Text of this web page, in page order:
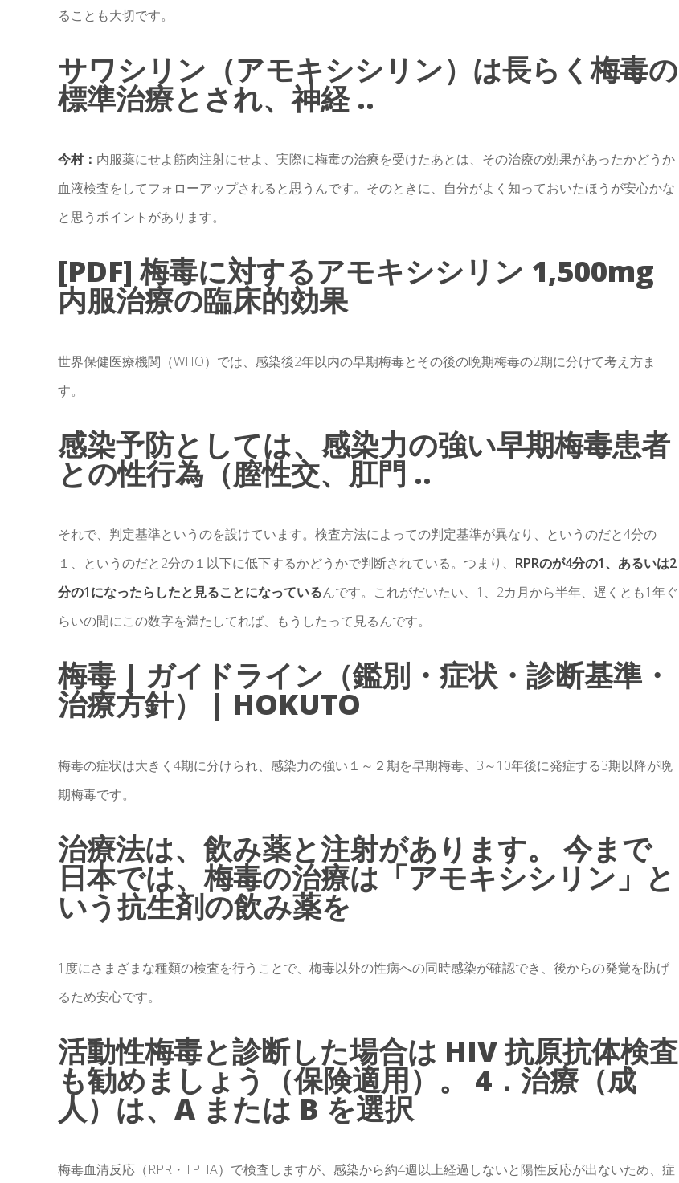
ることも大切です。
サワシリン（アモキシシリン）は長らく梅毒の
標準治療とされ、神経 ..
今村： 内服薬にせよ筋肉注射にせよ、実際に梅毒の治療を受けたあとは、その治療の効果があったかどうか
血液検査をしてフォローアップされると思うんです。そのときに、自分がよく知っておいたほうが安心かな
と思うポイントがあります。
[PDF] 梅毒に対するアモキシシリン 1,500mg
内服治療の臨床的効果
世界保健医療機関（WHO）では、感染後2年以内の早期梅毒とその後の晩期梅毒の2期に分けて考え方ま
す。
感染予防としては、感染力の強い早期梅毒患者
との性行為（膣性交、肛門 ..
それで、判定基準というのを設けています。検査方法によっての判定基準が異なり、というのだと4分の
１、というのだと2分の１以下に低下するかどうかで判断されている。つまり、 RPRのが4分の1、あるいは2
分の1になったらしたと見ることになっているんです。これがだいたい、1、2カ月から半年、遅くとも1年ぐ
らいの間にこの数字を満たしてれば、もうしたって見るんです。
梅毒 | ガイドライン（鑑別・症状・診断基準・
治療方針） | HOKUTO
梅毒の症状は大きく4期に分けられ、感染力の強い１～２期を早期梅毒、3～10年後に発症する3期以降が晩
期梅毒です。
治療法は、飲み薬と注射があります。 今まで
日本では、梅毒の治療は「アモキシシリン」と
いう抗生剤の飲み薬を
1度にさまざまな種類の検査を行うことで、梅毒以外の性病への同時感染が確認でき、後からの発覚を防げ
るため安心です。
活動性梅毒と診断した場合は HIV 抗原抗体検査
も勧めましょう（保険適用）。 4．治療（成
人）は、A または B を選択
梅毒血清反応（RPR・TPHA）で検査しますが、感染から約4週以上経過しないと陽性反応が出ないため、症